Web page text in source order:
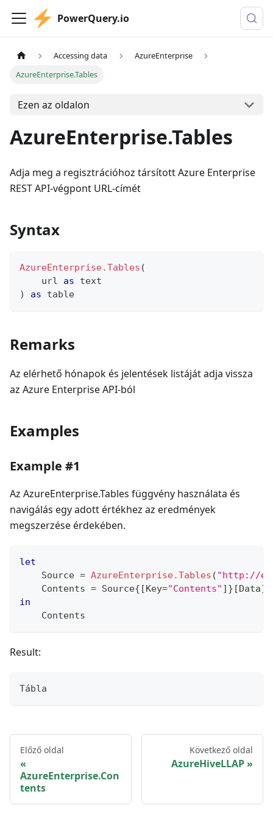
PowerQuery.io
Accessing data
AzureEnterprise
AzureEnterprise.Tables
Ezen az oldalon
AzureEnterprise.Tables
Adja meg a regisztrációhoz társított Azure Enterprise
REST API-végpont URL-címét
Syntax
AzureEnterprise.Tables (
    url
as
text
)
as table
Remarks
Az elérhető hónapok és jelentések listáját adja vissza
az Azure Enterprise API-ból
Examples
Example #1
Az AzureEnterprise.Tables függvény használata és
navigálás egy adott értékhez az eredmények
megszerzése érdekében.
let
    Source
= AzureEnterprise.Tables ( "http://
    Contents
= Source{ [Key="Contents" ] } [Data]
in
    Contents
Result:
Tábla
Előző oldal
AzureEnterprise.Con
tents
Következő oldal
AzureHiveLLAP